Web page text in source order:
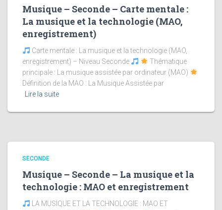
Musique – Seconde – Carte mentale :
La musique et la technologie (MAO,
enregistrement)
Carte mentale : La musique et la technologie (MAO,
enregistrement) – Niveau Seconde
Thématique
principale : La musique assistée par ordinateur (MAO)
Définition de la MAO : La Musique Assistée par
Lire la suite
SECONDE
Musique – Seconde – La musique et la
technologie : MAO et enregistrement
LA MUSIQUE ET LA TECHNOLOGIE : MAO ET